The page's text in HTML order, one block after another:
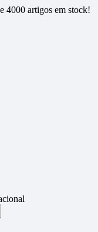
4000 artigos em stock!